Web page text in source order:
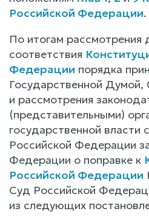
Российской Федерации.
По итогам рассмотрения
соответствия
Федерации порядка
Государственной
и рассмотрения
(представительными)
государственной власти
Российской Федерации
Федерации о поправке к
Российской Федерации
Суд Российской
из следующих